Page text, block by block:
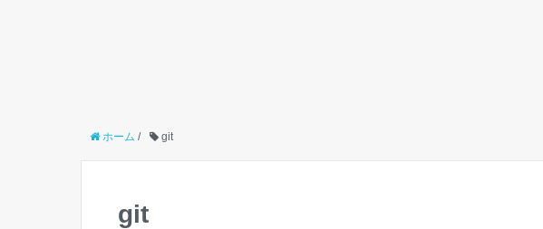
ホーム / git
git